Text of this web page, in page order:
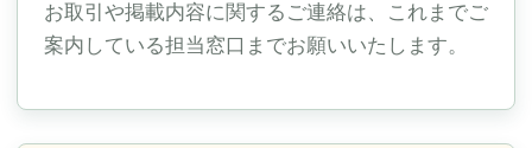
お取引や掲載内容に関するご連絡は、これまでご
案内している担当窓口までお願いいたします。